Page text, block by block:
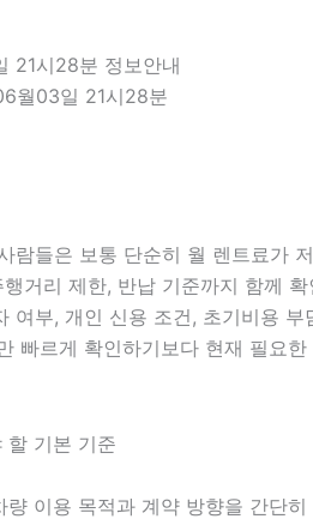
21시28분 정보안내
월03일 21시28분
람들은 보통 단순히 월 렌트료가
거리 제한, 반납 기준까지 함께
여부, 개인 신용 조건, 초기비용
빠르게 확인하기보다 현재 필요
할 기본 기준
량 이용 목적과 계약 방향을 간단